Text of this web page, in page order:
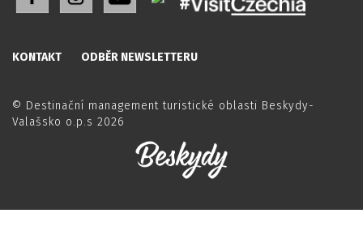
KONTAKT ODBĚR NEWSLETTERU
© Destinační management turistické oblasti Beskydy-
Valašsko o.p.s 2026